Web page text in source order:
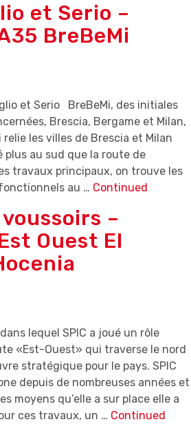
et Serio –
BreBeMi
et Serio BreBeMi, des initiales
Brescia, Bergame et Milan,
les villes de Brescia et Milan
au sud que la route de
travaux principaux, on trouve les
au … Continued
–
Ouest EI
lequel SPIC a joué un rôle
«Est-Ouest» qui traverse le nord
stratégique pour le pays. SPIC
depuis de nombreuses années et
moyens qu’elle a sur place elle a
ces travaux, un … Continued